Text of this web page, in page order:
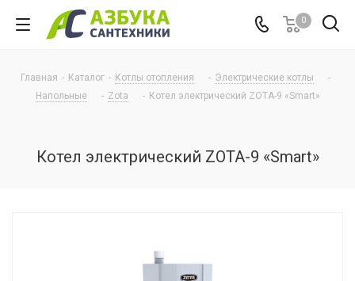
0
Главная - Каталог - Котлы отопления - Электрические котлы
-
Напольные
- Zota - Котел электрический ZOTA-9 «Smart»
Котел электрический ZOTA-9 «Smart»